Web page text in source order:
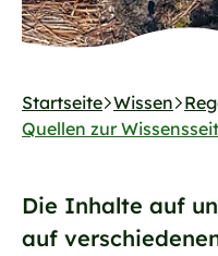
Startseite Wissen
Quellen zur
Die Inhalte auf
auf